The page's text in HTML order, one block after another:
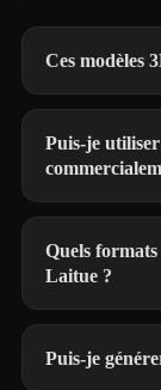
Ces modèles
Puis-je
Quels
Laitue ?
Puis-je